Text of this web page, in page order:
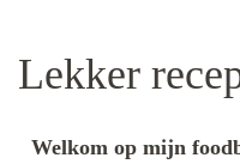
Lekker
Welkom op mijn